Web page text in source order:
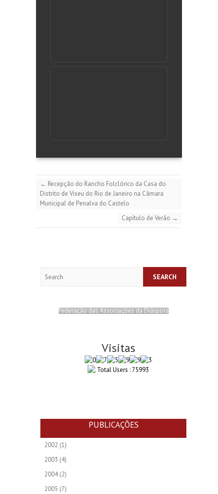
← Recepção do Rancho Folclórico da Casa do
Distrito de Viseu do Rio de Janeiro na Câmara
Municipal de Penalva do Castelo
Capítulo de Verão →
Federação das Associações da Diáspora
Visitas
Total Users : 75993
PUBLICAÇÕES
2002 (1)
2003 (4)
2004(2)
2005 (7)